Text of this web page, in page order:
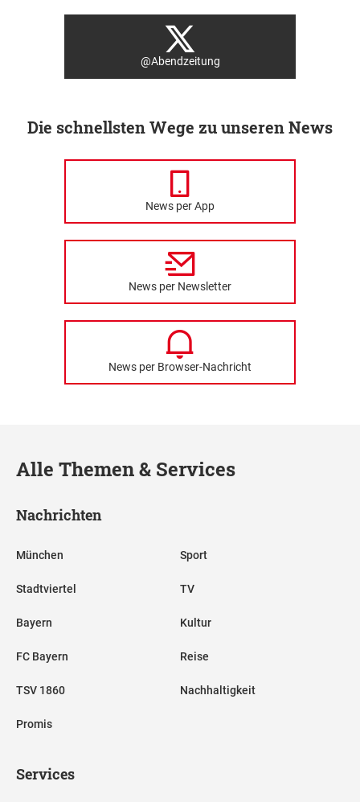
@Abendzeitung
Die schnellsten Wege zu unseren News
News per App
News per Newsletter
News per Browser-Nachricht
Alle Themen & Services
Nachrichten
München
Stadtviertel
Bayern
FC Bayern
TSV 1860
Promis
Sport
TV
Kultur
Reise
Nachhaltigkeit
Services